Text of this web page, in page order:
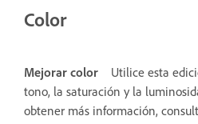
Color
Mejorar color
Utilice esta
tono, la saturación y la
obtener más información,